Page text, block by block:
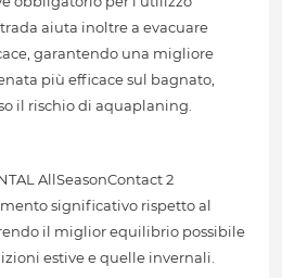
aiuta inoltre a evacuare
garantendo una migliore
più efficace sul bagnato,
il rischio di aquaplaning.
AllSeasonContact 2
significativo rispetto al
il miglior equilibrio possibile
estive e quelle invernali.